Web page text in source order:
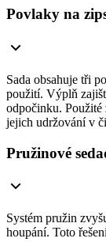
Povlaky na
Sada obsahuje tři
použití. Výplň
odpočinku.
jejich udržování v
Pružinové
Systém pružin
houpání. Toto